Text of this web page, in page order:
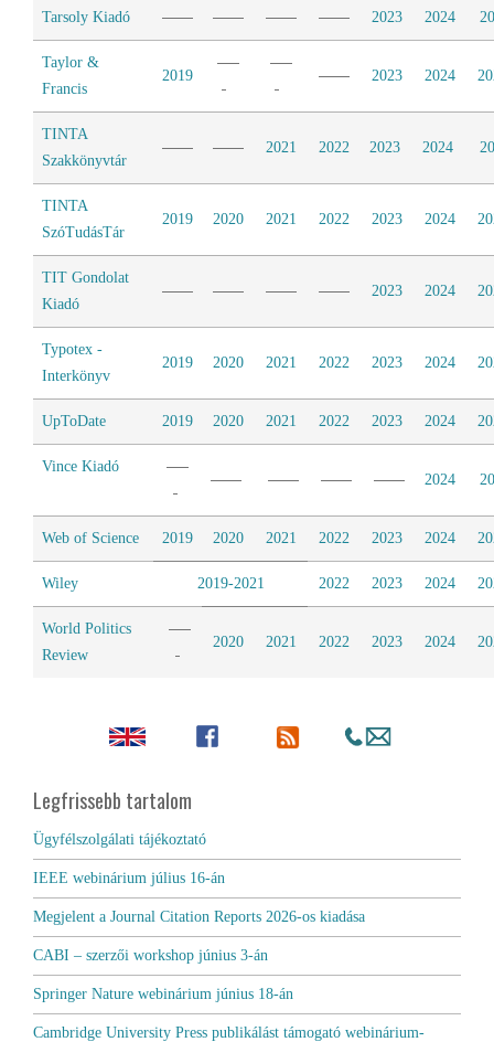
Tarsoly Kiadó 2023 2024
Taylor &
Francis
2019 2023 2024
TINTA
Szakkönyvtár
2021 2022 2023 2024
TINTA
SzóTudásTár
2019 2020 2021 2022 2023 2024
TIT Gondolat
Kiadó
2023 2024
Typotex -
Interkönyv
2019 2020 2021 2022 2023 2024
UpToDate 2019 2020 2021 2022 2023 2024
Vince Kiadó
2024
Web of Science 2019 2020 2021 2022 2023 2024
Wiley 2019-2021 2022 2023 2024
World Politics
Review
2020 2021 2022 2023 2024
Legfrissebb tartalom
Ügyfélszolgálati tájékoztató
IEEE webinárium július 16-án
Megjelent a Journal Citation Reports 2026-os kiadása
CABI – szerzői workshop június 3-án
Springer Nature webinárium június 18-án
Cambridge University Press publikálást támogató webinárium-